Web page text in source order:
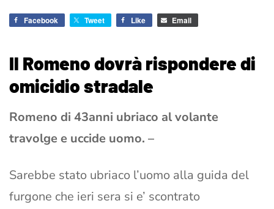
Facebook Tweet Like Email
Il Romeno dovrà rispondere di
omicidio stradale
Romeno di 43anni ubriaco al volante
travolge e uccide uomo. –
Sarebbe stato ubriaco l’uomo alla guida del
furgone che ieri sera si e’ scontrato